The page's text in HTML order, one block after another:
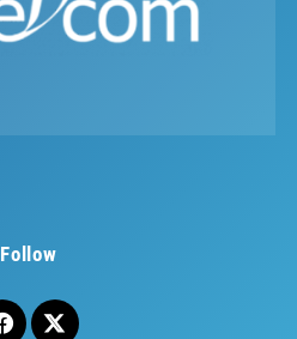
Follow